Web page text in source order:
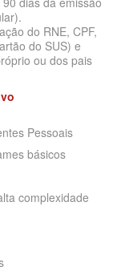
do RNE, CPF,
do SUS) e
ou dos pais
Pessoais
básicos
complexidade